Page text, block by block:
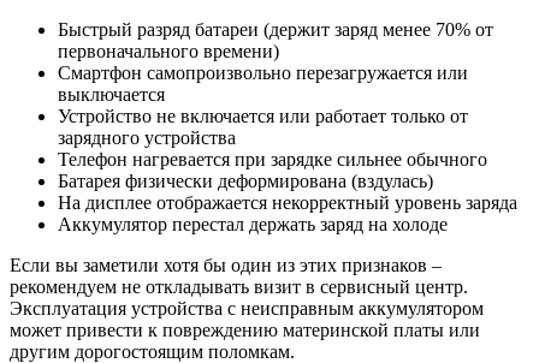
Быстрый разряд батареи (держит заряд менее 70% от
первоначального времени)
Смартфон самопроизвольно перезагружается или
выключается
Устройство не включается или работает только от
зарядного устройства
Телефон нагревается при зарядке сильнее обычного
Батарея физически деформирована (вздулась)
На дисплее отображается некорректный уровень заряда
Аккумулятор перестал держать заряд на холоде
Если вы заметили хотя бы один из этих признаков –
рекомендуем не откладывать визит в сервисный центр.
Эксплуатация устройства с неисправным аккумулятором
может привести к повреждению материнской платы или
другим дорогостоящим поломкам.